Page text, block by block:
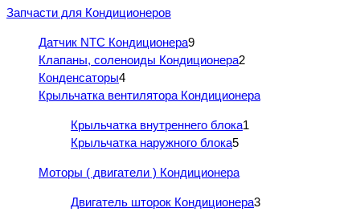
Запчасти для Кондиционеров
Датчик NTC Кондиционера9
Клапаны, соленоиды Кондиционера2
Конденсаторы4
Крыльчатка вентилятора Кондиционера
Крыльчатка внутреннего блока1
Крыльчатка наружного блока5
Моторы ( двигатели ) Кондиционера
Двигатель шторок Кондиционера3